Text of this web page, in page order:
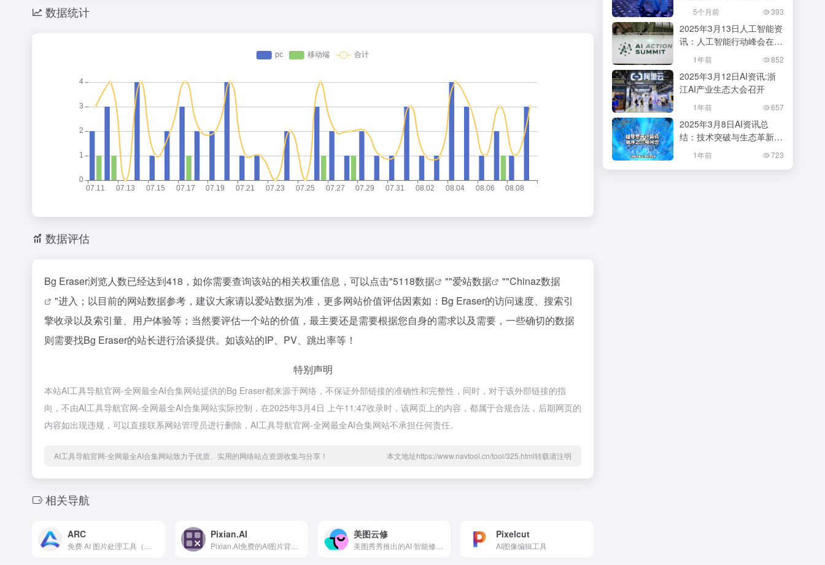
数据统计
数据评估
Bg Eraser浏览人数已经达到418，如你需要查询该站的相关权重信息，可以点击"5118数据 ""爱站数据 ""Chinaz数据
"进入；以目前的网站数据参考，建议大家请以爱站数据为准，更多网站价值评估因素如：Bg Eraser的访问速度、搜索引
擎收录以及索引量、用户体验等；当然要评估一个站的价值，最主要还是需要根据您自身的需求以及需要，一些确切的数据
则需要找Bg Eraser的站长进行洽谈提供。如该站的IP、PV、跳出率等！
特别声明
本站AI工具导航官网-全网最全AI合集网站提供的Bg Eraser都来源于网络，不保证外部链接的准确性和完整性，同时，对于该外部链接的指
向，不由AI工具导航官网-全网最全AI合集网站实际控制，在2025年3月4日 上午11:47收录时，该网页上的内容，都属于合规合法，后期网页的
内容如出现违规，可以直接联系网站管理员进行删除，AI工具导航官网-全网最全AI合集网站不承担任何责任。
AI工具导航官网-全网最全AI合集网站致力于优质、实用的网络站点资源收集与分享！ 本文地址https://www.navtool.cn/tool/325.html转载请注明
相关导航
ARC Pixian.AI
Pixian.AI免费的AI图片背景抠除工具
美图云修 Pixelcut
AI图像编辑工具
局，普通人该如何抓住机
5个月前 393
2025年3月13日人工智能资
讯：人工智能行动峰会在巴
黎成功举办
1年前 852
2025年3月12日AI资讯:浙
江AI产业生态大会召开
1年前 657
2025年3月8日AI资讯总
结：技术突破与生态革新并
1年前 723